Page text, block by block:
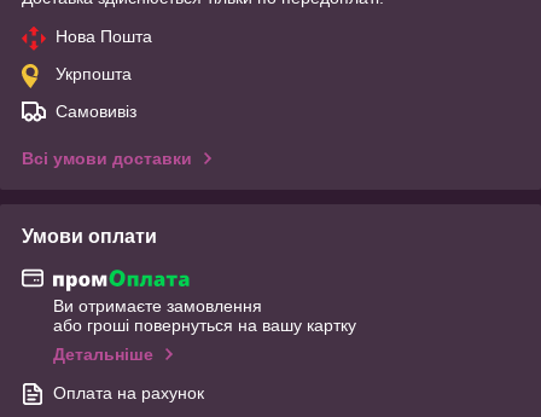
Нова Пошта
Укрпошта
Самовивіз
Всі умови доставки
Умови оплати
Ви отримаєте замовлення
або гроші повернуться на вашу картку
Детальніше
Оплата на рахунок